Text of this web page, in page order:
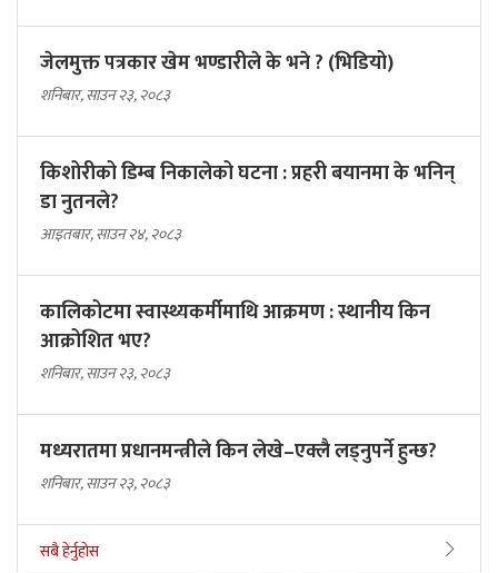
जेलमुक्त पत्रकार खेम भण्डारीले के भने ? (भिडियो)
शनिबार, साउन २३, २०८३
किशोरीको डिम्ब निकालेको घटना : प्रहरी बयानमा के भनिन्
डा नुतनले?
आइतबार, साउन २४, २०८३
कालिकोटमा स्वास्थ्यकर्मीमाथि आक्रमण : स्थानीय किन
आक्रोशित भए?
शनिबार, साउन २३, २०८३
मध्यरातमा प्रधानमन्त्रीले किन लेखे–एक्लै लड्नुपर्ने हुन्छ?
शनिबार, साउन २३, २०८३
सबै हेर्नुहोस